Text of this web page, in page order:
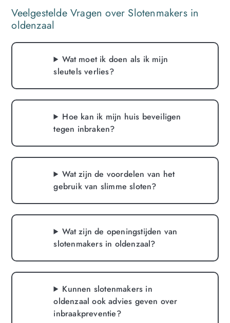
Veelgestelde Vragen over Slotenmakers in
oldenzaal
Wat moet ik doen als ik mijn
sleutels verlies?
Hoe kan ik mijn huis beveiligen
tegen inbraken?
Wat zijn de voordelen van het
gebruik van slimme sloten?
Wat zijn de openingstijden van
slotenmakers in oldenzaal?
Kunnen slotenmakers in
oldenzaal ook advies geven over
inbraakpreventie?